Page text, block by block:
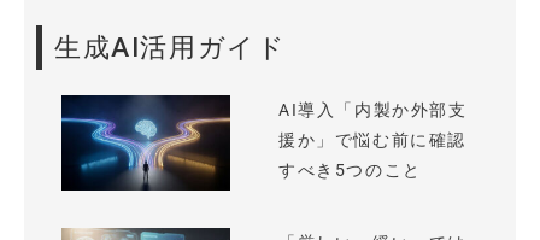
生成AI活用ガイド
AI導入「内製か外部支
援か」で悩む前に確認
すべき5つのこと